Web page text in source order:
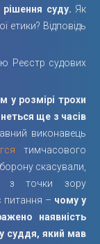
суду. Як
етики? Відповідь
Реєстр судових
у розмірі трохи
ще з часів
виконавець
тимчасового
скасували,
з точки зору
питання – чому у
наявність
суддя, який мав